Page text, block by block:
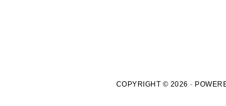
COPYRIGHT © 2026 ·